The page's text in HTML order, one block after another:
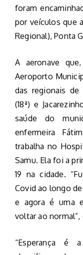
foram
por veículos que
Regional), Ponta
A aeronave
Aeroporto
das regionais de
(18ª) e
saúde do
enfermeira
trabalha no
Samu. Ela foi a
19 na cidade.
Covid ao longo
e agora é uma
voltar ao normal”,
“Esperança é